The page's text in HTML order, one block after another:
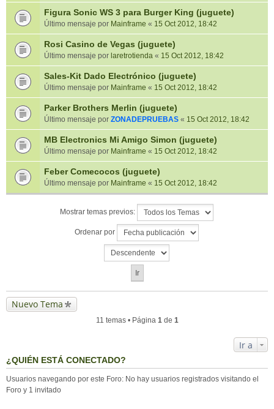
Figura Sonic WS 3 para Burger King (juguete)
Último mensaje por Mainframe « 15 Oct 2012, 18:42
Rosi Casino de Vegas (juguete)
Último mensaje por laretrotienda « 15 Oct 2012, 18:42
Sales-Kit Dado Electrónico (juguete)
Último mensaje por Mainframe « 15 Oct 2012, 18:42
Parker Brothers Merlin (juguete)
Último mensaje por ZONADEPRUEBAS « 15 Oct 2012, 18:42
MB Electronics Mi Amigo Simon (juguete)
Último mensaje por Mainframe « 15 Oct 2012, 18:42
Feber Comecocos (juguete)
Último mensaje por Mainframe « 15 Oct 2012, 18:42
Mostrar temas previos:
Ordenar por
Nuevo Tema
11 temas • Página 1de 1
Ir a
¿QUIÉN ESTÁ CONECTADO?
Usuarios navegando por este Foro: No hay usuarios registrados visitando el
Foro y 1 invitado